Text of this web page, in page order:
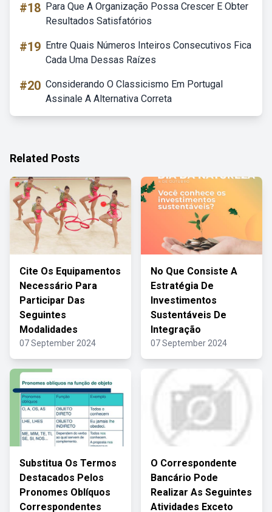
#18 Para Que A Organização Possa Crescer E Obter
Resultados Satisfatórios
#19 Entre Quais Números Inteiros Consecutivos Fica
Cada Uma Dessas Raízes
#20 Considerando O Classicismo Em Portugal
Assinale A Alternativa Correta
Related Posts
Cite Os Equipamentos
Necessário Para
Participar Das
Seguintes
Modalidades
07 September 2024
No Que Consiste A
Estratégia De
Investimentos
Sustentáveis De
Integração
07 September 2024
Substitua Os Termos
Destacados Pelos
Pronomes Oblíquos
Correspondentes
O Correspondente
Bancário Pode
Realizar As Seguintes
Atividades Exceto